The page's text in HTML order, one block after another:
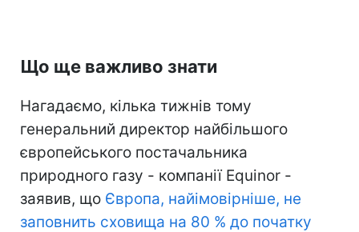
Що ще важливо знати
Нагадаємо, кілька тижнів тому
генеральний директор найбільшого
європейського постачальника
природного газу - компанії Equinor -
заявив, що Європа, найімовірніше, не
заповнить сховища на 80 % до початку